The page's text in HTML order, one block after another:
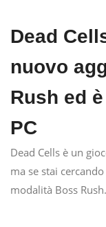
Dead
nuovo
Rush ed
PC
Dead Cells è un
ma se stai
modalità Boss Rush.